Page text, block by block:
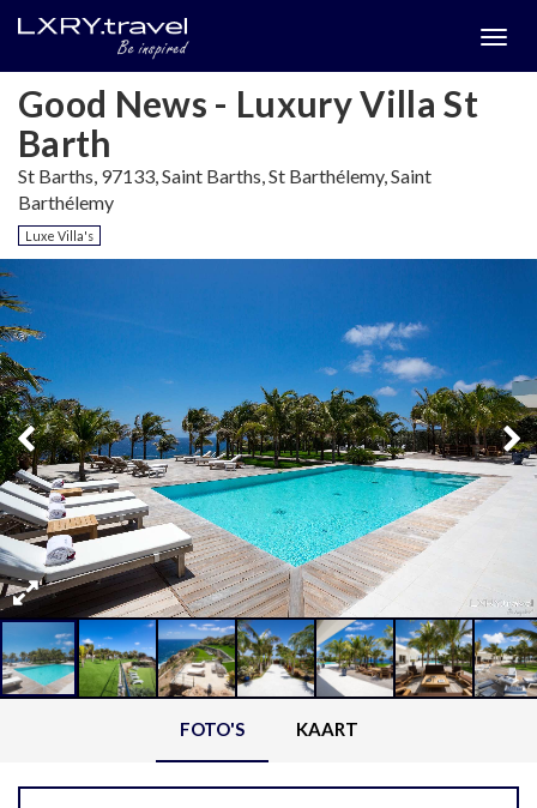
Good News - Luxury Villa St
Barth
St Barths, 97133, Saint Barths, St Barthélemy, Saint
Barthélemy
Luxe Villa's
FOTO'S KAART